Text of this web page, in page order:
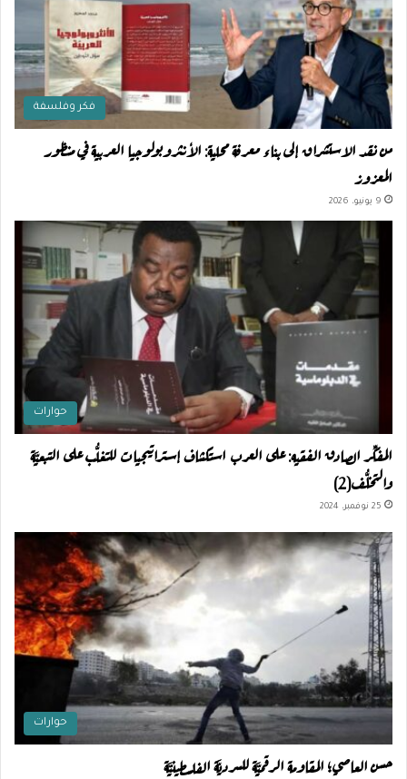
فكر وفلسفة
من نقد الاستشراق إلى بناء معرفة محلية: الأنثروبولوجيا العربية في منظور
المعزوز
9 يونيو، 2026
حوارات
المفكِّر الصادق الفقيه: على العرب استكشاف إستراتيجيات للتغلُّب على التبعيَّة
والتخلُّف(2)
25 نوفمبر، 2024
حوارات
حسن العاصي؛ المقاومة الرقميَّة للسرديَّة الفلسطينيَّة